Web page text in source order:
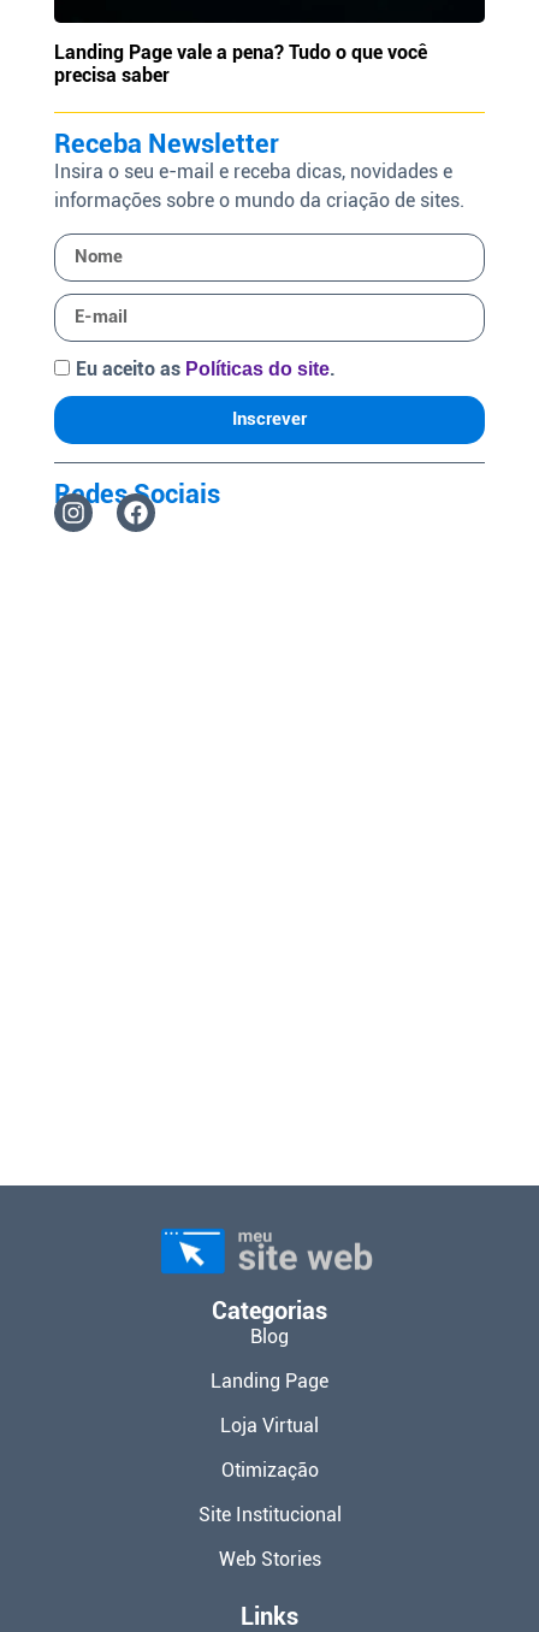
Landing Page vale a pena? Tudo o que você
precisa saber
Receba Newsletter
Insira o seu e-mail e receba dicas, novidades e
informações sobre o mundo da criação de sites.
Eu aceito as Políticas do site.
Inscrever
Redes Sociais
Categorias
Blog
Landing Page
Loja Virtual
Otimização
Site Institucional
Web Stories
Links